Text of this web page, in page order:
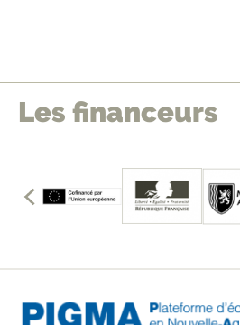
Les financeurs